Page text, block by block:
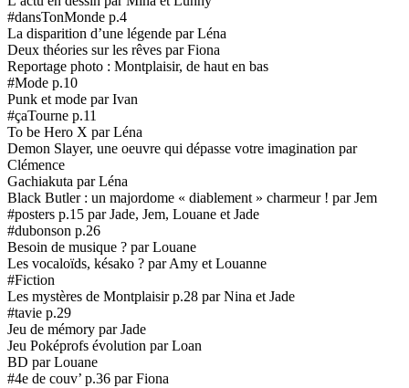
#dansTonMonde p.4
La disparition d’une légende par Léna
Deux théories sur les rêves par Fiona
Reportage photo : Montplaisir, de haut en bas
#Mode p.10
Punk et mode par Ivan
#çaTourne p.11
To be Hero X par Léna
Demon Slayer, une oeuvre qui dépasse votre imagination par
Clémence
Gachiakuta par Léna
Black Butler : un majordome « diablement » charmeur ! par Jem
#posters p.15 par Jade, Jem, Louane et Jade
#dubonson p.26
Besoin de musique ? par Louane
Les vocaloïds, késako ? par Amy et Louanne
#Fiction
Les mystères de Montplaisir p.28 par Nina et Jade
#tavie p.29
Jeu de mémory par Jade
Jeu Poképrofs évolution par Loan
BD par Louane
#4e de couv’ p.36 par Fiona